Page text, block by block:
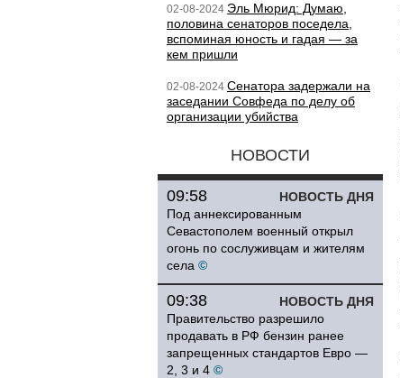
02-08-2024 Эль Мюрид: Думаю,
половина сенаторов поседела,
вспоминая юность и гадая — за
кем пришли
02-08-2024 Сенатора задержали на
заседании Совфеда по делу об
организации убийства
НОВОСТИ
НОВОСТЬ ДНЯ
09:58
Под аннексированным
Севастополем военный открыл
огонь по сослуживцам и жителям
села ©
НОВОСТЬ ДНЯ
09:38
Правительство разрешило
продавать в РФ бензин ранее
запрещенных стандартов Евро —
2, 3 и 4 ©